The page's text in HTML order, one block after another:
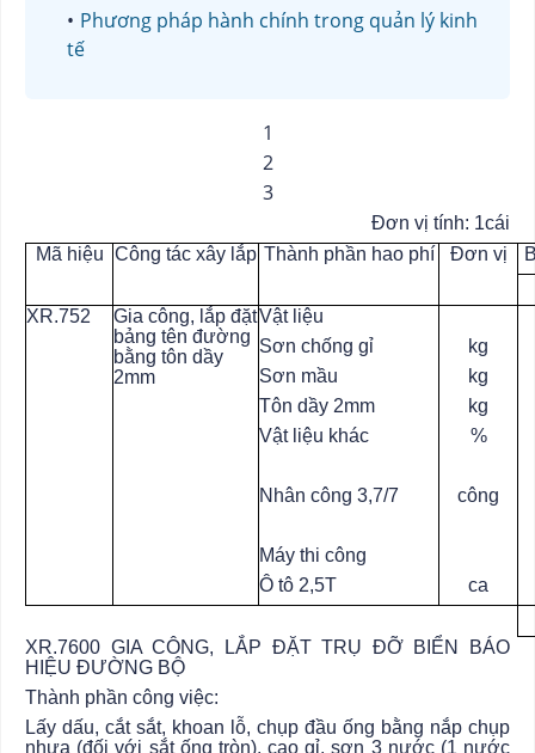
Phương pháp hành chính trong quản lý kinh
tế
1
2
3
Đơn vị tính: 1cái
Mã hiệu
Công tác xây lắp Thành phần hao phí Đơn vị
XR.752
Gia công, lắp đặt
bảng tên đường
bằng tôn dầy
2mm
Vật liệu
Sơn chống gỉ
Sơn mầu
Tôn dầy 2mm
Vật liệu khác
Nhân công 3,7/7
Máy thi công
Ô tô 2,5T
kg
kg
kg
%
công
ca
XR.7600 GIA CÔNG, LẮP ĐẶT TRỤ ĐỠ BIỂN BÁO
HIỆU ĐƯỜNG BỘ
Thành phần công việc:
Lấy dấu, cắt sắt, khoan lỗ, chụp đầu ống bằng nắp chụp
nhựa (đối với sắt ống tròn), cạo gỉ, sơn 3 nước (1 nước